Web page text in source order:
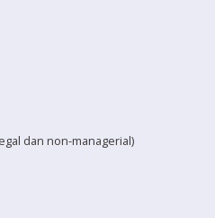
dan non-managerial)